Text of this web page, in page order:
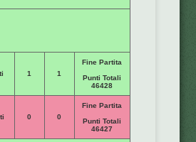
1 1
Fine Partita
Punti Totali
46428
0 0
Fine Partita
Punti Totali
46427